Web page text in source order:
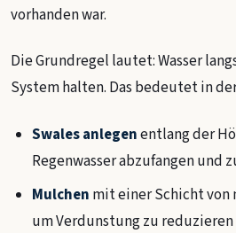
vorhanden war.
Die Grundregel lautet: Wasser
System halten. Das bedeutet in
Swales anlegenentlang der
Regenwasser abzufangen und
Mulchen mit einer Schicht von
um Verdunstung zu reduzieren